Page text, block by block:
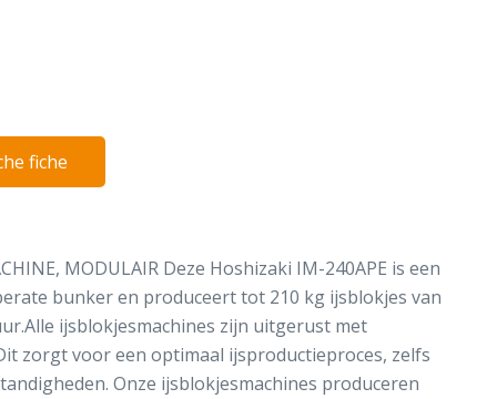
fiche
MODULAIR Deze Hoshizaki IM-240APE is een
bunker en produceert tot 210 kg ijsblokjes van
ijsblokjesmachines zijn uitgerust met
zorgt voor een optimaal ijsproductieproces, zelfs
Onze ijsblokjesmachines produceren